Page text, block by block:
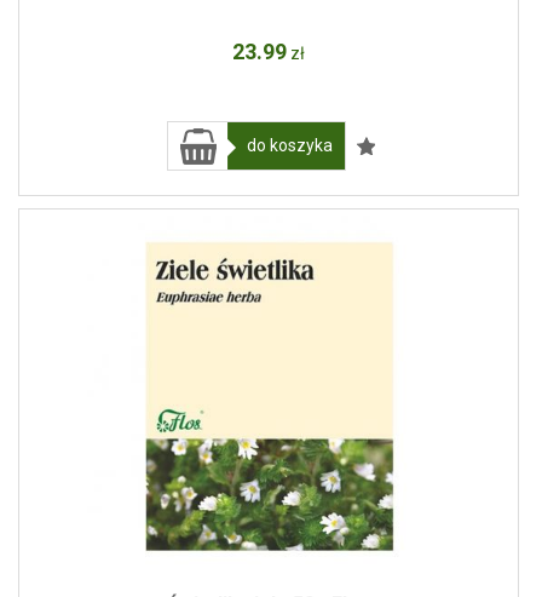
23.99 zł
do koszyka